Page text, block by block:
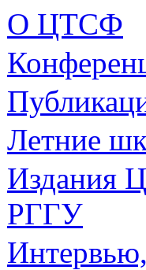
О ЦТСФ
Летние
Издания
РГГУ
Интервью,